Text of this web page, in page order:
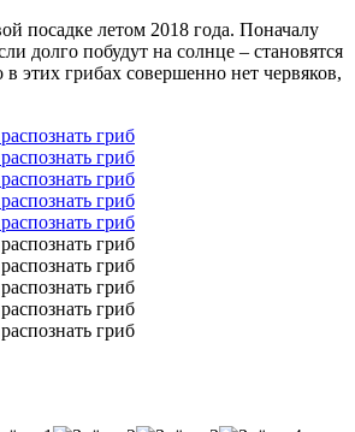
посадке летом 2018 года. Поначалу
долго побудут на солнце – становятся
этих грибах совершенно нет червяков,